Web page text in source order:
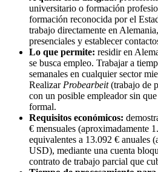
universitario o formación
formación reconocida por el
trabajo directamente en
presenciales y establecer
Lo que permite: residir en
se busca empleo. Trabajar a
semanales en cualquier sector
Realizar Probearbeit(trabajo de
con un posible empleador sin
formal.
Requisitos económicos:
€ mensuales (aproximadamente
equivalentes a 13.092 € anuales
USD), mediante una cuenta
contrato de trabajo parcial que